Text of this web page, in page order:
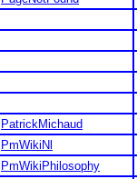
PatrickMichaud
PmWikiNl
PmWikiPhilosophy